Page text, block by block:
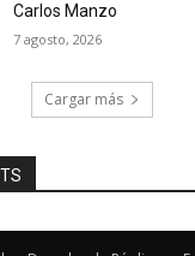
Carlos Manzo
7 agosto, 2026
Cargar más